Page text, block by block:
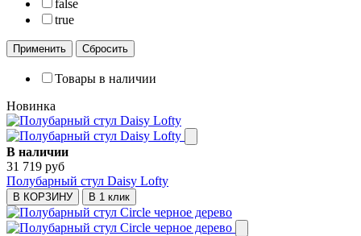
false
true
Применить Сбросить
Товары в наличии
Новинка
В наличии
31 719 руб
Полубарный стул Daisy Lofty
В КОРЗИНУ В 1 клик